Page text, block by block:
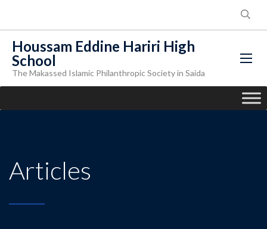
Houssam Eddine Hariri High
School
The Makassed Islamic Philanthropic Society in Saida
Articles